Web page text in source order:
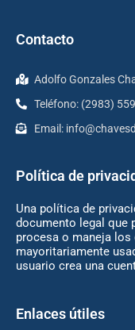
Contacto
Adolfo Gonzales
Teléfono: (2983)
Email:
Política de
Una política de
documento legal que
procesa o maneja
mayoritariamente
usuario crea una
Enlaces útiles